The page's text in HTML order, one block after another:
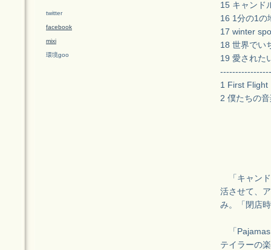
15 キャンド
16 1分の1の
17 winter
18 世界でい
19 愛された
1 First Flight
2 僕たちの
「キャンド
活させて、
み。「閉店
「Pajamas
テイラーの
twitter
facebook
mixi
環境goo